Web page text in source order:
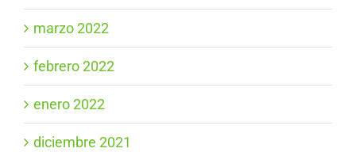
marzo 2022
febrero 2022
enero 2022
diciembre 2021